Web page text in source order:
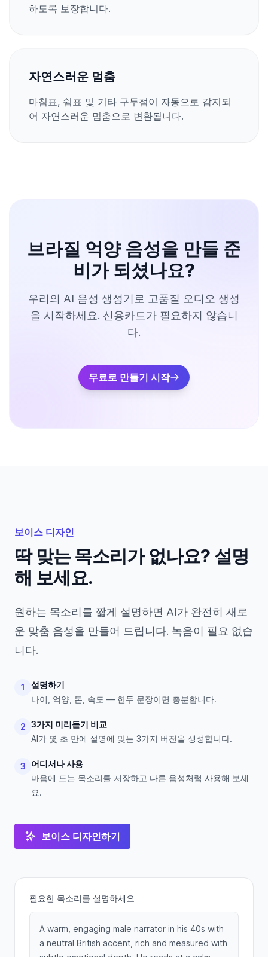
하도록 보장합니다.
자연스러운 멈춤
마침표, 쉼표 및 기타 구두점이 자동으로 감지되
어 자연스러운 멈춤으로 변환됩니다.
브라질 억양 음성을 만들 준
비가 되셨나요?
우리의 AI 음성 생성기로 고품질 오디오 생성
을 시작하세요. 신용카드가 필요하지 않습니
다.
무료로 만들기 시작
보이스 디자인
딱 맞는 목소리가 없나요? 설명
해 보세요.
원하는 목소리를 짧게 설명하면 AI가 완전히 새로
운 맞춤 음성을 만들어 드립니다. 녹음이 필요 없습
니다.
1
설명하기
나이, 억양, 톤, 속도 — 한두 문장이면 충분합니다.
2 3가지 미리듣기 비교
AI가 몇 초 만에 설명에 맞는 3가지 버전을 생성합니다.
3
어디서나 사용
마음에 드는 목소리를 저장하고 다른 음성처럼 사용해 보세
요.
보이스 디자인하기
필요한 목소리를 설명하세요
A warm, engaging male narrator in his 40s with
a neutral British accent, rich and measured with